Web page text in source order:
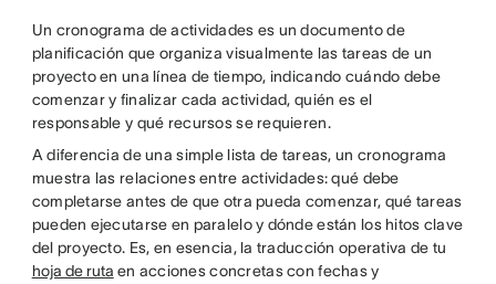
Un cronograma de actividades es un documento de
planificación que organiza visualmente las tareas de un
proyecto en una línea de tiempo, indicando cuándo debe
comenzar y finalizar cada actividad, quién es el
responsable y qué recursos se requieren.
A diferencia de una simple lista de tareas, un cronograma
muestra las relaciones entre actividades: qué debe
completarse antes de que otra pueda comenzar, qué tareas
pueden ejecutarse en paralelo y dónde están los hitos clave
del proyecto. Es, en esencia, la traducción operativa de tu
hoja de ruta en acciones concretas con fechas y